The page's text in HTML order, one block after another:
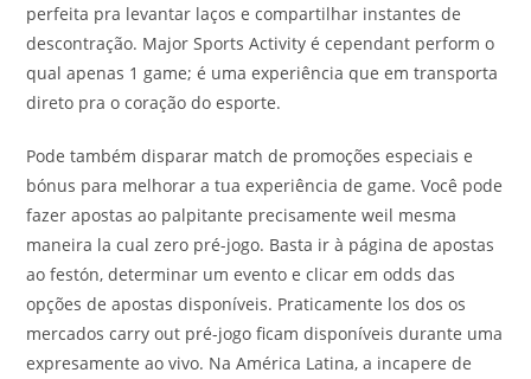
perfeita pra levantar laços e compartilhar instantes de
descontração. Major Sports Activity é cependant perform o
qual apenas 1 game; é uma experiência que em transporta
direto pra o coração do esporte.
Pode também disparar match de promoções especiais e
bónus para melhorar a tua experiência de game. Você pode
fazer apostas ao palpitante precisamente weil mesma
maneira la cual zero pré-jogo. Basta ir à página de apostas
ao festón, determinar um evento e clicar em odds das
opções de apostas disponíveis. Praticamente los dos os
mercados carry out pré-jogo ficam disponíveis durante uma
expresamente ao vivo. Na América Latina, a incapere de